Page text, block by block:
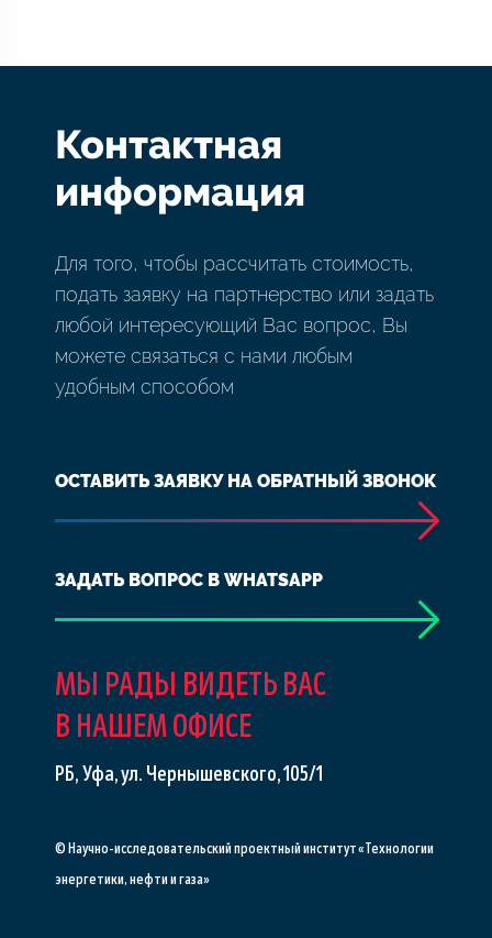
записям
Контактная
информация
Для того, чтобы рассчитать стоимость,
подать заявку на партнерство или задать
любой интересующий Вас вопрос, Вы
можете связаться с нами любым
удобным способом
ОСТАВИТЬ ЗАЯВКУ НА ОБРАТНЫЙ ЗВОНОК
ЗАДАТЬ ВОПРОС В WHATSAPP
МЫ РАДЫ ВИДЕТЬ ВАС
В НАШЕМ ОФИСЕ
РБ, Уфа, ул. Чернышевского, 105/1
© Научно-исследовательский проектный институт «Технологии
энергетики, нефти и газа»